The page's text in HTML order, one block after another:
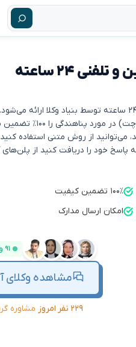
مشاوره حقوقی پناهندگی: آنلاین و تلفنی ۲۴ ساعته
را ۱۰۰٪ تضمین می‌کند.
می‌توانید از روش متنی استفاده
خود را دریافت کنید از پلن‌های
۱۰۰٪ تضمین کیفیت
امکان ارسال مدارک
۹۱ وکیل آنلاین
مشاهده وکلای
۲۲۹ نفر امروز مشاوره